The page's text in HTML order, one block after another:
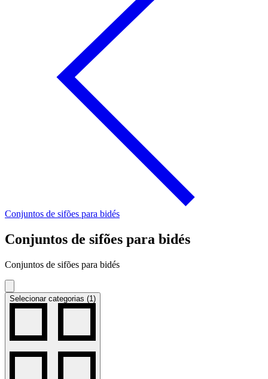
Conjuntos de sifões para bidés
Conjuntos de sifões para bidés
Conjuntos de sifões para bidés
Selecionar categorias (1)